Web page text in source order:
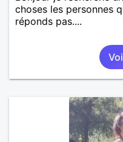
choses les personnes
réponds pas....